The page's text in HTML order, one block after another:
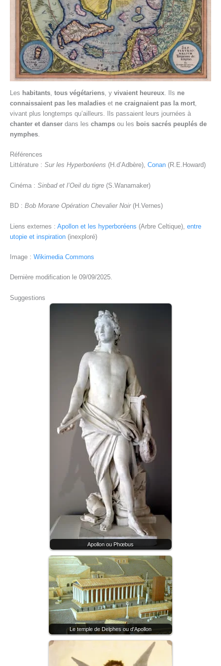
Les habitants tous végétariens , y vivaient heureux . Ils ne
connaissaient pas les maladies et ne craignaient pas la mort
vivant plus longtemps qu’ailleurs. Ils passaient leurs journées à
chanter et danser dans les champs ou les bois sacrés peuplés de
nymphes
Références
Littérature : Sur les Hyperboréens (H.d’Adbère), Conan (R.E.Howard)
Cinéma : Sinbad et l’Oeil du tigre (S.Wanamaker)
BD : Bob Morane Opération Chevalier Noir(H.Vernes)
Liens externes : Apollon et les hyperboréens (Arbre Celtique), entre
utopie et inspiration (inexploré)
Image : Wikimedia Commons
Dernière modification le 09/09/2025.
Suggestions
Apollon ou Phœbus
Le temple de Delphes ou d'Apollon